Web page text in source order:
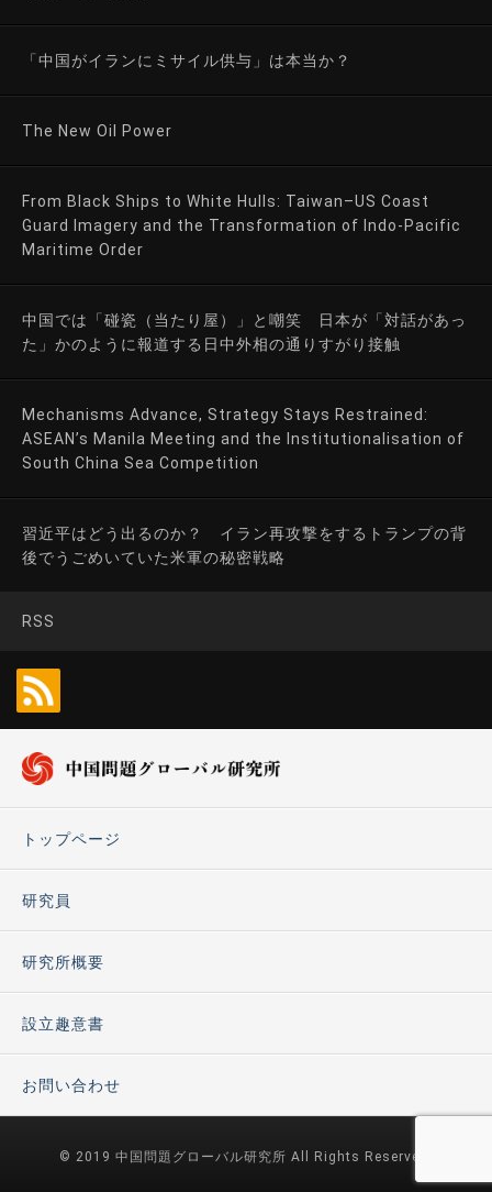
「中国がイランにミサイル供与」は本当か？
The New Oil Power
From Black Ships to White Hulls: Taiwan–US Coast
Guard Imagery and the Transformation of Indo-Pacific
Maritime Order
中国では「碰瓷（当たり屋）」と嘲笑 日本が「対話があっ
た」かのように報道する日中外相の通りすがり接触
Mechanisms Advance, Strategy Stays Restrained:
ASEAN’s Manila Meeting and the Institutionalisation of
South China Sea Competition
習近平はどう出るのか？ イラン再攻撃をするトランプの背
後でうごめいていた米軍の秘密戦略
RSS
トップページ
研究員
研究所概要
設立趣意書
お問い合わせ
© 2019 中国問題グローバル研究所 All Rights Reserved.